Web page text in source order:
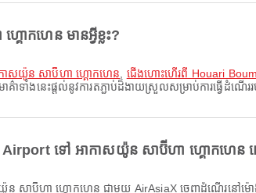
ោកហេន មានអ្វីខ្លះ?
កាសយ៉ូន សាប៊ីហា ហ្គោកហេន ជើងហោះហើរពី Houari
ងនេះផ្តល់នូវការតភ្ជាប់ដ៏ងាយស្រួលសម្រាប់ការធ្វើដំណើរ
ទៅ អាកាសយ៉ូន សាប៊ីហា ហ្គោកហេន ដ